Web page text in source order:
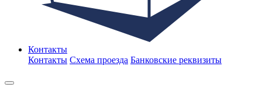
Контакты
Контакты Схема проезда Банковские реквизиты